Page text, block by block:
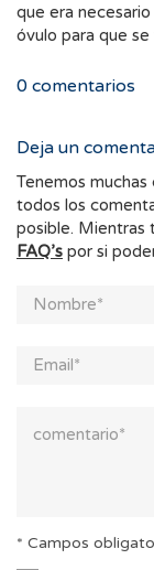
que era
óvulo para que
0 comentarios
Deja un
Tenemos
todos los
posible. Mientras
FAQ’s por si
* Campos